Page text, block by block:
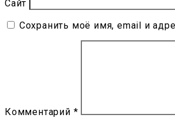
Сайт
Сохранить моё имя, email и
Комментарий *